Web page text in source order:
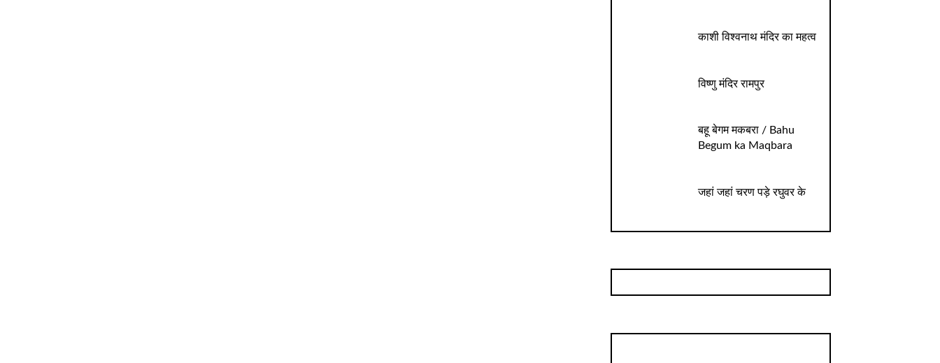
काशी विश्वनाथ मंदिर का महत्व
विष्णु मंदिर रामपुर
बहू बेगम मकबरा / Bahu
Begum ka Maqbara
जहां जहां चरण पड़े रघुवर के